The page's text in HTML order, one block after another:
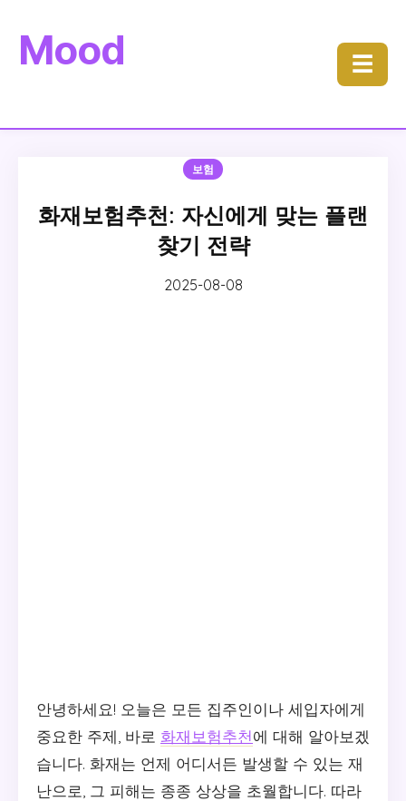
Mood ☰
보험
화재보험추천: 자신에게 맞는 플랜
찾기 전략
2025-08-08
안녕하세요! 오늘은 모든 집주인이나 세입자에게
중요한 주제, 바로 화재보험추천에 대해 알아보겠
습니다. 화재는 언제 어디서든 발생할 수 있는 재
난으로, 그 피해는 종종 상상을 초월합니다. 따라